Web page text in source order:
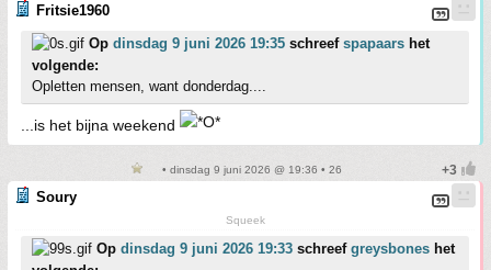
Fritsie1960
Op dinsdag 9 juni 2026 19:35 schreef spapaars het
volgende:
Opletten mensen, want donderdag....
...is het bijna weekend
• dinsdag 9 juni 2026 @ 19:36 • 26
Soury
Squeek
Op dinsdag 9 juni 2026 19:33 schreef greysbones het